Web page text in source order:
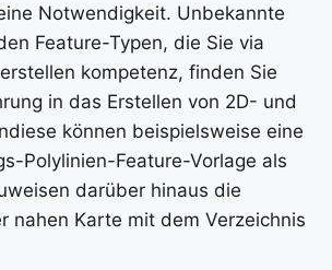
Notwendigkeit. Unbekannte
Feature-Typen, die Sie via
kompetenz, finden Sie
in das Erstellen von 2D- und
können beispielsweise eine
Polylinien-Feature-Vorlage als
darüber hinaus die
nahen Karte mit dem Verzeichnis